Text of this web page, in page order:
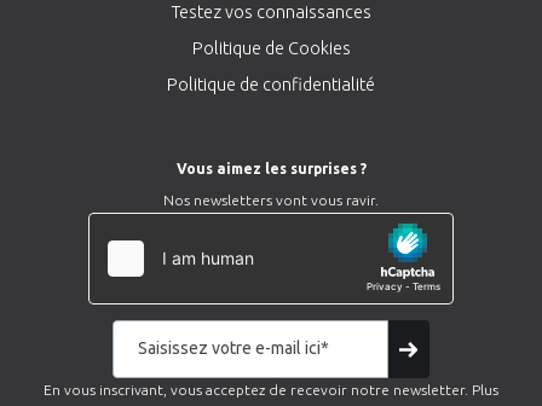
Testez vos connaissances
Politique de Cookies
Politique de confidentialité
Vous aimez les surprises ?
Nos newsletters vont vous ravir.
En vous inscrivant, vous acceptez de recevoir notre newsletter. Plus